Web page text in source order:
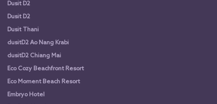
Dusit D2
Dusit D2
Dusit Thani
dusitD2 Ao Nang Krabi
dusitD2 Chiang Mai
Eco Cozy Beachfront Resort
Eco Moment Beach Resort
Embryo Hotel